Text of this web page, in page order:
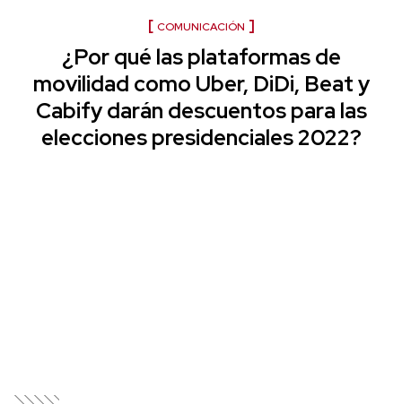
COMUNICACIÓN
¿Por qué las plataformas de
movilidad como Uber, DiDi, Beat y
Cabify darán descuentos para las
elecciones presidenciales 2022?